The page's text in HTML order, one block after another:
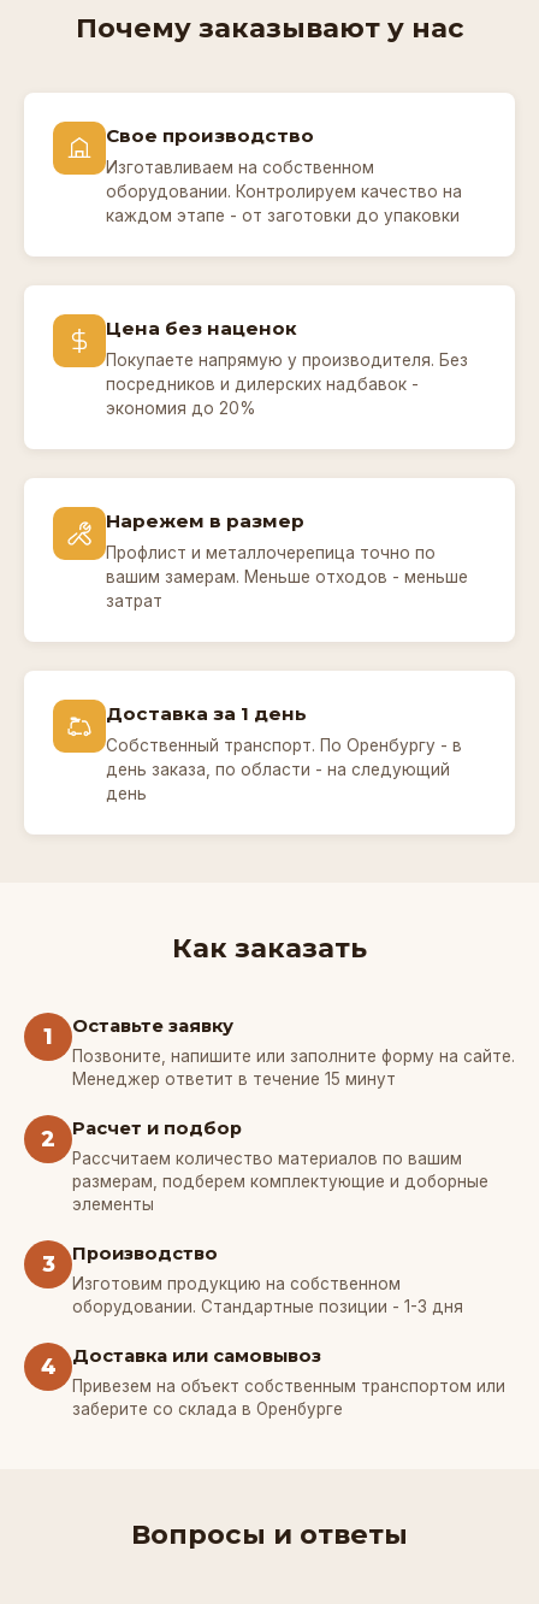
Почему заказывают у нас
Свое производство
Изготавливаем на собственном
оборудовании. Контролируем качество на
каждом этапе - от заготовки до упаковки
Цена без наценок
Покупаете напрямую у производителя. Без
посредников и дилерских надбавок -
экономия до 20%
Нарежем в размер
Профлист и металлочерепица точно по
вашим замерам. Меньше отходов - меньше
затрат
Доставка за 1 день
Собственный транспорт. По Оренбургу - в
день заказа, по области - на следующий
день
Как заказать
1 Оставьте заявку
Позвоните, напишите или заполните форму на сайте.
Менеджер ответит в течение 15 минут
2 Расчет и подбор
Рассчитаем количество материалов по вашим
размерам, подберем комплектующие и доборные
элементы
3 Производство
Изготовим продукцию на собственном
оборудовании. Стандартные позиции - 1-3 дня
4 Доставка или самовывоз
Привезем на объект собственным транспортом или
заберите со склада в Оренбурге
Вопросы и ответы